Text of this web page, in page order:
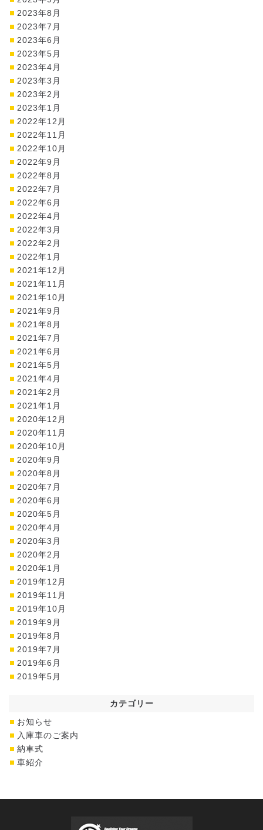
2023年8月
2023年7月
2023年6月
2023年5月
2023年4月
2023年3月
2023年2月
2023年1月
2022年12月
2022年11月
2022年10月
2022年9月
2022年8月
2022年7月
2022年6月
2022年4月
2022年3月
2022年2月
2022年1月
2021年12月
2021年11月
2021年10月
2021年9月
2021年8月
2021年7月
2021年6月
2021年5月
2021年4月
2021年2月
2021年1月
2020年12月
2020年11月
2020年10月
2020年9月
2020年8月
2020年7月
2020年6月
2020年5月
2020年4月
2020年3月
2020年2月
2020年1月
2019年12月
2019年11月
2019年10月
2019年9月
2019年8月
2019年7月
2019年6月
2019年5月
カテゴリー
お知らせ
入庫車のご案内
納車式
車紹介